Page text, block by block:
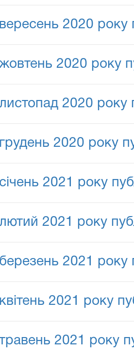
2020 року
2020 року
2020 року
2020 року
2021 року
2021 року
2021 року
2021 року
2021 року